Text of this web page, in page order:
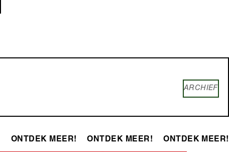
ARCHIEF
ONTDEK MEER! ONTDEK MEER! ONTDEK MEER!